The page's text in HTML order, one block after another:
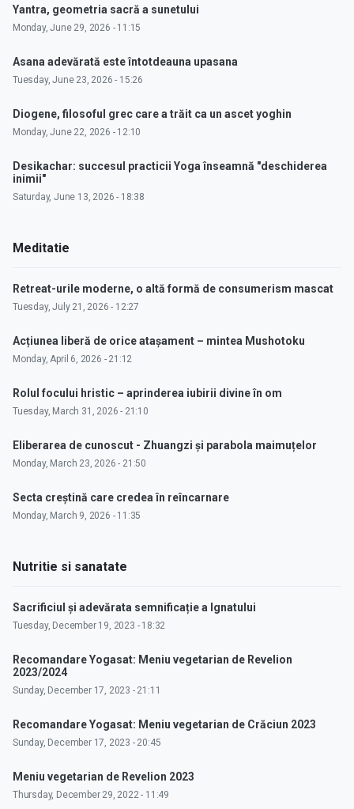
Yantra, geometria sacră a sunetului
Monday, June 29, 2026 - 11:15
Asana adevărată este întotdeauna upasana
Tuesday, June 23, 2026 - 15:26
Diogene, filosoful grec care a trăit ca un ascet yoghin
Monday, June 22, 2026 - 12:10
Desikachar: succesul practicii Yoga înseamnă "deschiderea
inimii"
Saturday, June 13, 2026 - 18:38
Meditatie
Retreat-urile moderne, o altă formă de consumerism mascat
Tuesday, July 21, 2026 - 12:27
Acțiunea liberă de orice atașament – mintea Mushotoku
Monday, April 6, 2026 - 21:12
Rolul focului hristic – aprinderea iubirii divine în om
Tuesday, March 31, 2026 - 21:10
Eliberarea de cunoscut - Zhuangzi și parabola maimuțelor
Monday, March 23, 2026 - 21:50
Secta creștină care credea în reîncarnare
Monday, March 9, 2026 - 11:35
Nutritie si sanatate
Sacrificiul și adevărata semnificație a Ignatului
Tuesday, December 19, 2023 - 18:32
Recomandare Yogasat: Meniu vegetarian de Revelion
2023/2024
Sunday, December 17, 2023 - 21:11
Recomandare Yogasat: Meniu vegetarian de Crăciun 2023
Sunday, December 17, 2023 - 20:45
Meniu vegetarian de Revelion 2023
Thursday, December 29, 2022 - 11:49